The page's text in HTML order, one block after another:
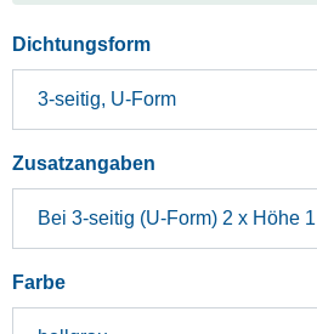
Dichtungsformauswählen
Zusatzangaben
Farbeauswählen